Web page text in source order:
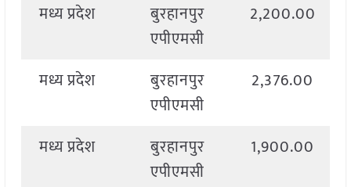
मध्य प्रदेश
बुरहानपुर
एपीएमसी
2,200.00
मध्य प्रदेश
बुरहानपुर
एपीएमसी
2,376.00
मध्य प्रदेश
बुरहानपुर
एपीएमसी
1,900.00